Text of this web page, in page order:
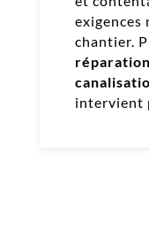
exigences
chantier.
intervient